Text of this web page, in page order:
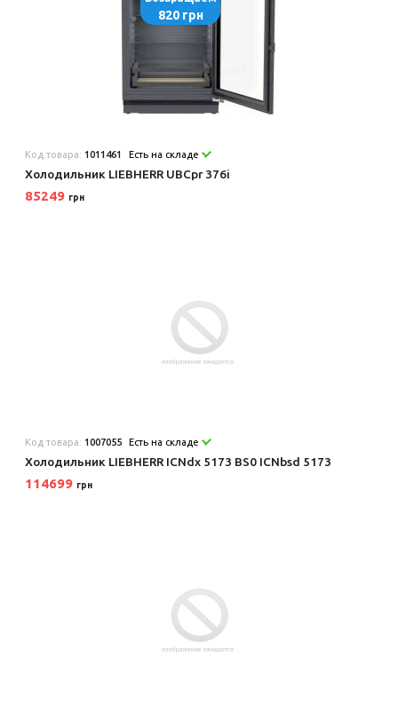
820 грн
Код товара: 1011461 Есть на складе
Холодильник LIEBHERR UBCpr 376i
85249 грн
Код товара: 1007055 Есть на складе
Холодильник LIEBHERR ICNdx 5173 BS0 ICNbsd 5173
114699 грн